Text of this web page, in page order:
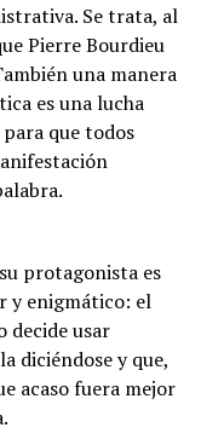
Se trata, al
Pierre Bourdieu
una manera
es una lucha
que todos
protagonista es
y enigmático: el
decide usar
diciéndose y que,
acaso fuera mejor